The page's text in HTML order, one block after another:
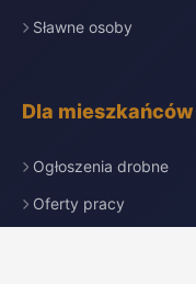
Sławne osoby
Dla mieszkańców
Ogłoszenia drobne
Oferty pracy